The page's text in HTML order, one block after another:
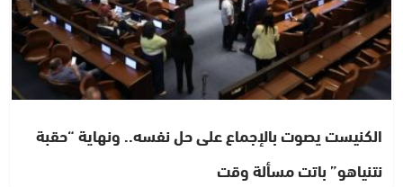
الكنيست يصوت بالإجماع على حل نفسه.. ونهاية “حقبة
نتنياهو” باتت مسألة وقت